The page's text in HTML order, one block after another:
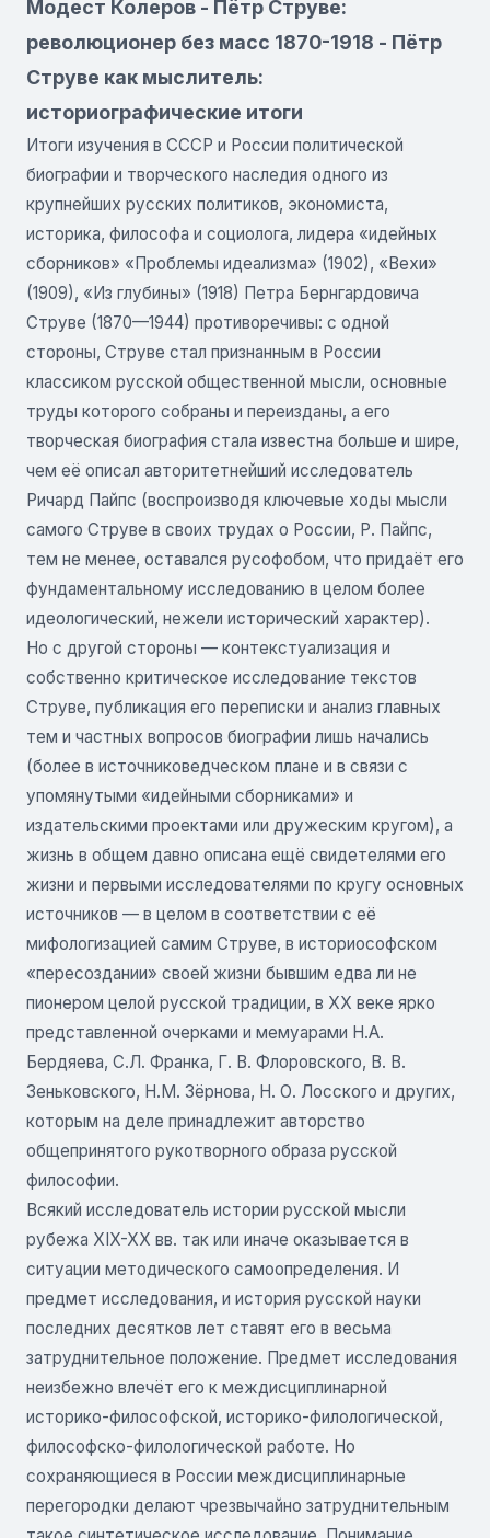
Модест Колеров - Пётр Струве:
революционер без масс 1870-1918 - Пётр
Струве как мыслитель:
историографические итоги
Итоги изучения в СССР и России политической
биографии и творческого наследия одного из
крупнейших русских политиков, экономиста,
историка, философа и социолога, лидера «идейных
сборников» «Проблемы идеализма» (1902), «Вехи»
(1909), «Из глубины» (1918) Петра Бернгардовича
Струве (1870—1944) противоречивы: с одной
стороны, Струве стал признанным в России
классиком русской общественной мысли, основные
труды которого собраны и переизданы, а его
творческая биография стала известна больше и шире,
чем её описал авторитетнейший исследователь
Ричард Пайпс (воспроизводя ключевые ходы мысли
самого Струве в своих трудах о России, Р. Пайпс,
тем не менее, оставался русофобом, что придаёт его
фундаментальному исследованию в целом более
идеологический, нежели исторический характер).
Но с другой стороны — контекстуализация и
собственно критическое исследование текстов
Струве, публикация его переписки и анализ главных
тем и частных вопросов биографии лишь начались
(более в источниковедческом плане и в связи с
упомянутыми «идейными сборниками» и
издательскими проектами или дружеским кругом), а
жизнь в общем давно описана ещё свидетелями его
жизни и первыми исследователями по кругу основных
источников — в целом в соответствии с её
мифологизацией самим Струве, в историософском
«пересоздании» своей жизни бывшим едва ли не
пионером целой русской традиции, в XX веке ярко
представленной очерками и мемуарами Н.А.
Бердяева, С.Л. Франка, Г. В. Флоровского, В. В.
Зеньковского, Н.М. Зёрнова, Н. О. Лосского и других,
которым на деле принадлежит авторство
общепринятого рукотворного образа русской
философии.
Всякий исследователь истории русской мысли
рубежа XIX-XX вв. так или иначе оказывается в
ситуации методического самоопределения. И
предмет исследования, и история русской науки
последних десятков лет ставят его в весьма
затруднительное положение. Предмет исследования
неизбежно влечёт его к междисциплинарной
историко-философской, историко-филологической,
философско-филологической работе. Но
сохраняющиеся в России междисциплинарные
перегородки делают чрезвычайно затруднительным